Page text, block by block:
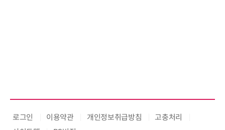
로그인 이용약관 개인정보취급방침
고충처리